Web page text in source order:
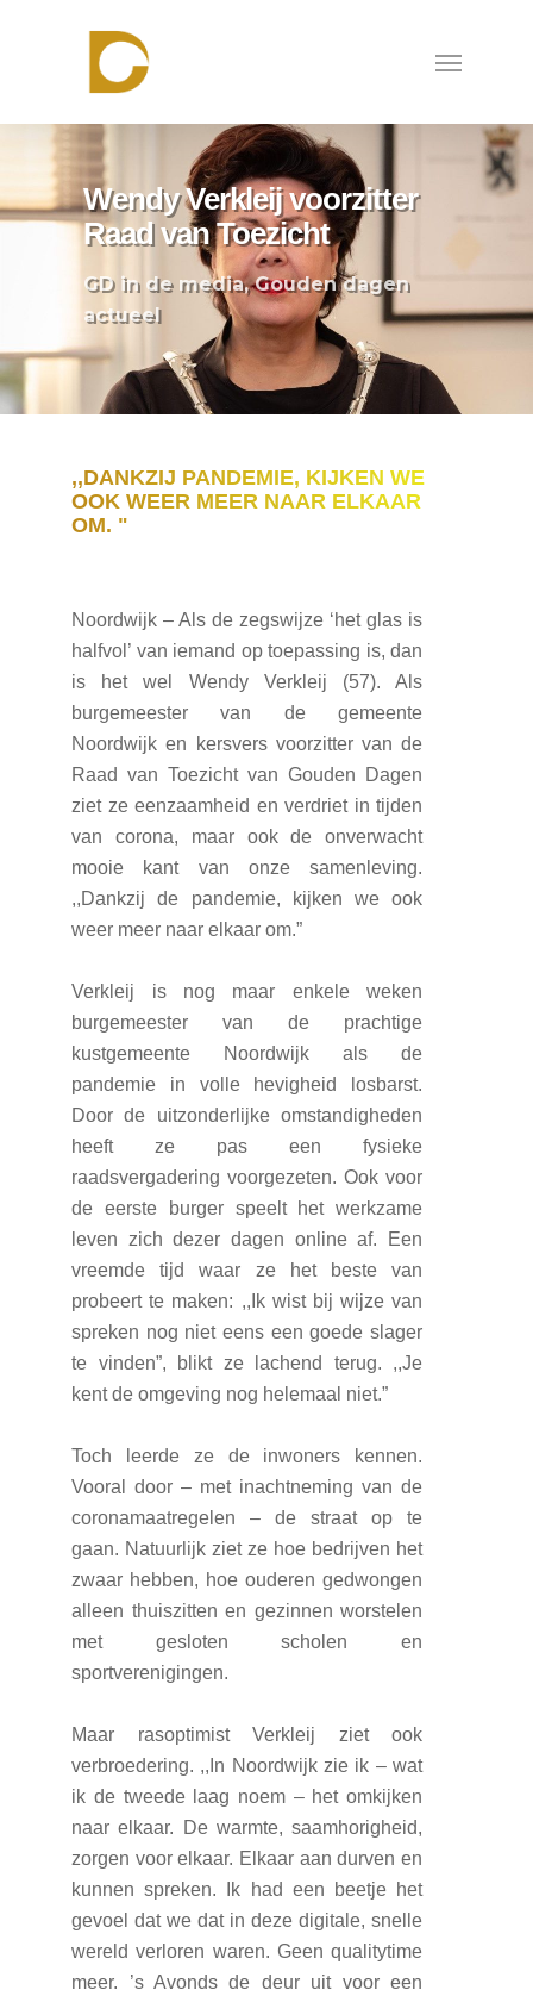
Menu
Wendy Verkleij voorzitter
Raad van Toezicht
GD in de media,Gouden dagen
actueel
,,DANKZIJ PANDEMIE, KIJKEN WE
OOK WEER MEER NAAR ELKAAR
OM. "
Noordwijk – Als de zegswijze ‘het glas is
halfvol’ van iemand op toepassing is, dan
is het wel Wendy Verkleij (57). Als
burgemeester van de gemeente
Noordwijk en kersvers voorzitter van de
Raad van Toezicht van Gouden Dagen
ziet ze eenzaamheid en verdriet in tijden
van corona, maar ook de onverwacht
mooie kant van onze samenleving.
,,Dankzij de pandemie, kijken we ook
weer meer naar elkaar om.”
Verkleij is nog maar enkele weken
burgemeester van de prachtige
kustgemeente Noordwijk als de
pandemie in volle hevigheid losbarst.
Door de uitzonderlijke omstandigheden
heeft ze pas een fysieke
raadsvergadering voorgezeten. Ook voor
de eerste burger speelt het werkzame
leven zich dezer dagen online af. Een
vreemde tijd waar ze het beste van
probeert te maken: ,,Ik wist bij wijze van
spreken nog niet eens een goede slager
te vinden”, blikt ze lachend terug. ,,Je
kent de omgeving nog helemaal niet.”
Toch leerde ze de inwoners kennen.
Vooral door – met inachtneming van de
coronamaatregelen – de straat op te
gaan. Natuurlijk ziet ze hoe bedrijven het
zwaar hebben, hoe ouderen gedwongen
alleen thuiszitten en gezinnen worstelen
met gesloten scholen en
sportverenigingen.
Maar rasoptimist Verkleij ziet ook
verbroedering. ,,In Noordwijk zie ik – wat
ik de tweede laag noem – het omkijken
naar elkaar. De warmte, saamhorigheid,
zorgen voor elkaar. Elkaar aan durven en
kunnen spreken. Ik had een beetje het
gevoel dat we dat in deze digitale, snelle
wereld verloren waren. Geen qualitytime
meer. ’s Avonds de deur uit voor een